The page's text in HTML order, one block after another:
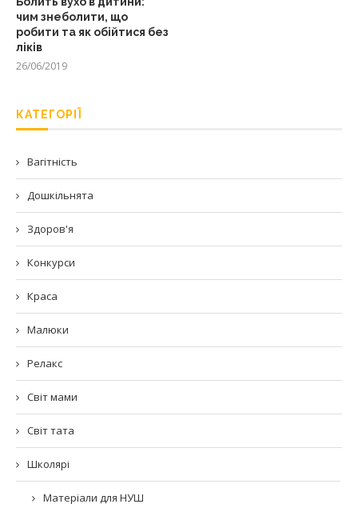
чим знеболити, що
робити та як обійтися без
ліків
26/06/2019
КАТЕГОРІЇ
Вагітність
Дошкільнята
Здоров'я
Конкурси
Краса
Малюки
Релакс
Світ мами
Світ тата
Школярі
Матеріали для НУШ